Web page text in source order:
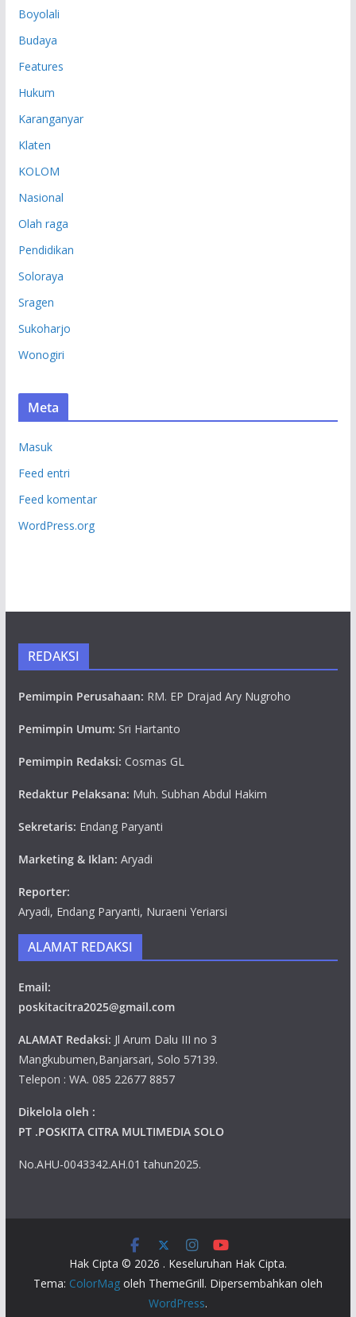
Boyolali
Budaya
Features
Hukum
Karanganyar
Klaten
KOLOM
Nasional
Olah raga
Pendidikan
Soloraya
Sragen
Sukoharjo
Wonogiri
Meta
Masuk
Feed entri
Feed komentar
WordPress.org
REDAKSI
Pemimpin Perusahaan: RM. EP Drajad Ary Nugroho
Pemimpin Umum: Sri Hartanto
Pemimpin Redaksi: Cosmas GL
Redaktur Pelaksana: Muh. Subhan Abdul Hakim
Sekretaris: Endang Paryanti
Marketing & Iklan: Aryadi
Reporter:
Aryadi, Endang Paryanti, Nuraeni Yeriarsi
ALAMAT REDAKSI
Email:
poskitacitra2025@gmail.com
ALAMAT Redaksi: Jl Arum Dalu III no 3
Mangkubumen,Banjarsari, Solo 57139.
Telepon : WA. 085 22677 8857
Dikelola oleh :
PT .POSKITA CITRA MULTIMEDIA SOLO
No.AHU-0043342.AH.01 tahun2025.
Hak Cipta © 2026 . Keseluruhan Hak Cipta.
Tema: ColorMagoleh ThemeGrill. Dipersembahkan oleh
WordPress.